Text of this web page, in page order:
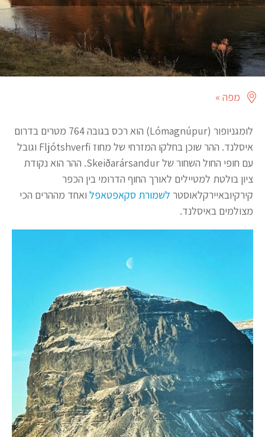
מפה »
לומגניופור (Lómagnúpur) הוא רכס בגובה 764 מטרים בדרום
איסלנד. ההר שוכן בחלקו המזרחי של מחוז Fljótshverfi וגובל
עם חופי החול השחור של Skeiðarársandur. ההר הוא נקודת
ציון בולטת למטיילים לאורך החוף הדרומי בין הכפר
קירקיובאיירקלאוסטרלשמורת סקאפטאפלואחד מההרים הכי
מצולמים באיסלנד.